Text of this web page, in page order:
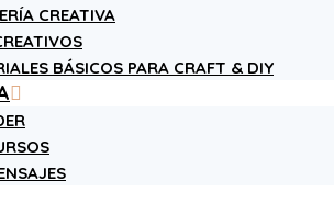
CREATIVA
BÁSICOS PARA CRAFT & DIY